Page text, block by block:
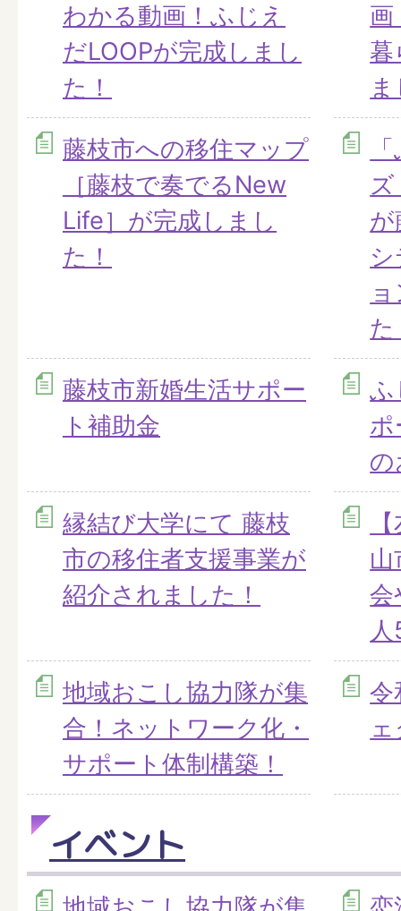
わかる動画！ふじえ
だLOOPが完成しまし
た！
画
暮
藤枝市への移住マップ
［藤枝で奏でるNew
Life］が完成しまし
た！
が
た
藤枝市新婚生活サポー
ト補助金
ふ
ポ
の
縁結び大学にて 藤枝
市の移住者支援事業が
紹介されました！
会
地域おこし協力隊が集
合！ネットワーク化・
サポート体制構築！
令
イベント